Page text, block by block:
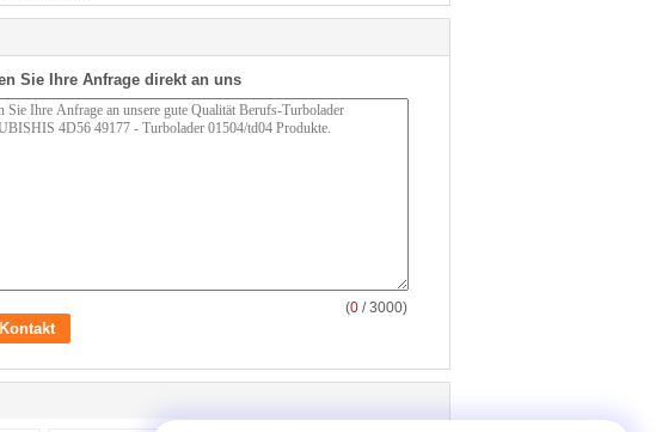
Sie Ihre Anfrage direkt an uns
(0 / 3000)